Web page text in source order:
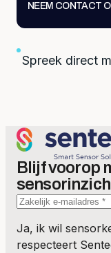
NEEM CONTACT
Spreek direct
Blijf voorop
Ja, ik wil
respecteert